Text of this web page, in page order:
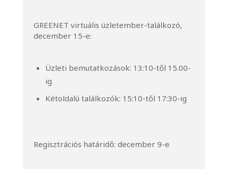
GREENET virtuális üzletember-találkozó,
december 15-e:
Üzleti bemutatkozások: 13:10-től 15.00-
ig
Kétoldalú találkozók: 15:10-től 17:30-ig
Regisztrációs határidő: december 9-e